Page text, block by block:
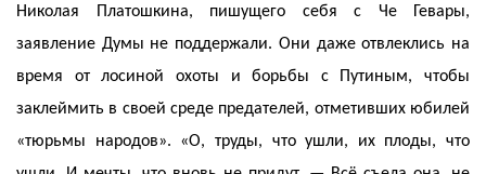
Николая Платошкина, пишущего себя с Че Гевары,
заявление Думы не поддержали. Они даже отвлеклись на
время от лосиной охоты и борьбы с Путиным, чтобы
заклеймить в своей среде предателей, отметивших юбилей
«тюрьмы народов». «О, труды, что ушли, их плоды, что